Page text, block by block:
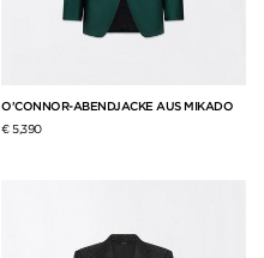
O'CONNOR-ABENDJACKE AUS MIKADO
€ 5,390